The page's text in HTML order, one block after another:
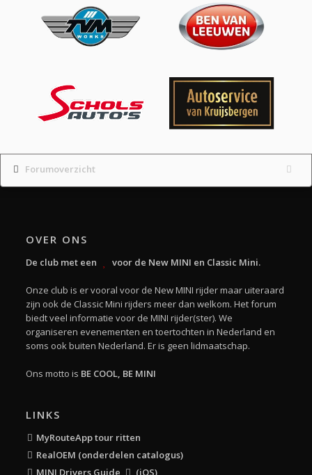
Forumoverzicht
OVER ONS
De club met een voor de New MINI en Classic Mini.
Onze club is er vooral voor de New MINI rijder maar uiteraard
zijn ook de Classic Mini rijders meer dan welkom. Het forum
biedt veel informatie voor de MINI rijder(ster). We
organiseren evenementen en toertochten in Nederland en
soms ook buiten Nederland. Er is geen lidmaatschap.
Ons motto is BE COOL, BE MINI
LINKS
MyRouteApp tour ritten
RealOEM (onderdelen catalogus)
MINI Drivers Guide
(iOS)